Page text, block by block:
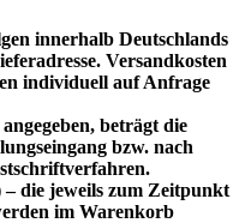
innerhalb Deutschlands
Versandkosten
individuell auf Anfrage
beträgt die
bzw. nach
– die jeweils zum Zeitpunkt
im Warenkorb